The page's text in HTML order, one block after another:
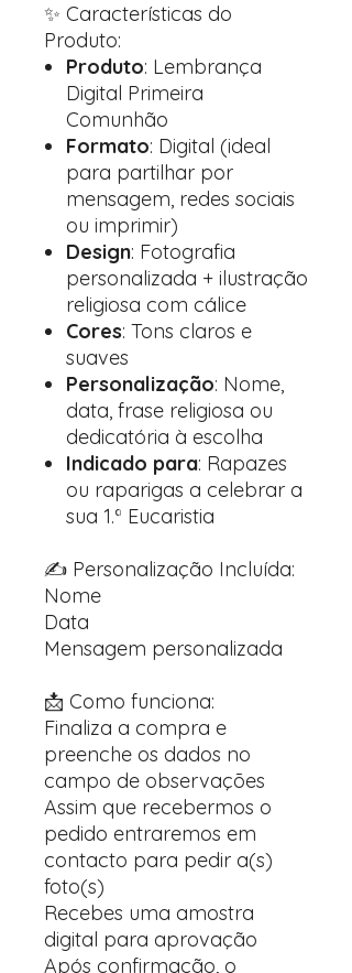
✨ Características do
Produto:
Produto: Lembrança
Digital Primeira
Comunhão
Formato: Digital (ideal
para partilhar por
mensagem, redes sociais
ou imprimir)
Design: Fotografia
personalizada + ilustração
religiosa com cálice
Cores: Tons claros e
suaves
Personalização: Nome,
data, frase religiosa ou
dedicatória à escolha
Indicado para: Rapazes
ou raparigas a celebrar a
sua 1.ª Eucaristia
✍️ Personalização Incluída:
Nome
Data
Mensagem personalizada
📩 Como funciona:
Finaliza a compra e
preenche os dados no
campo de observações
Assim que recebermos o
pedido entraremos em
contacto para pedir a(s)
foto(s)
Recebes uma amostra
digital para aprovação
Após confirmação, o